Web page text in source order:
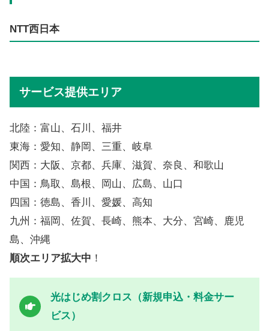
NTT西日本
サービス提供エリア
北陸：富山、石川、福井
東海：愛知、静岡、三重、岐阜
関西：大阪、京都、兵庫、滋賀、奈良、和歌山
中国：鳥取、島根、岡山、広島、山口
四国：徳島、香川、愛媛、高知
九州：福岡、佐賀、長崎、熊本、大分、宮崎、鹿児
島、沖縄
順次エリア拡大中 ！
光はじめ割クロス（新規申込・料金サー
ビス）